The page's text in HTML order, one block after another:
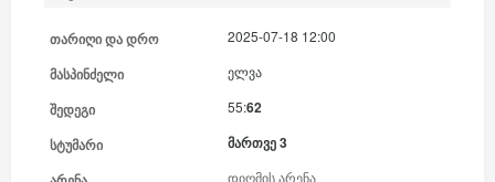
2025-07-18 12:00
ელვა
55:62
მართვე 3
დიღმის არენა